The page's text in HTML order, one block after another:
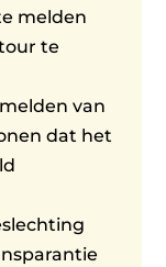
melden
te
van
dat het